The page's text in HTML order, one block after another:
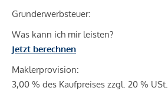
Grunderwerbsteuer:
Was kann ich mir leisten?
Jetzt berechnen
Maklerprovision:
3,00 % des Kaufpreises zzgl. 20 % USt.